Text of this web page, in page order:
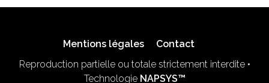
Mentions légales
Contact
Reproduction partielle ou totale strictement interdite •
Technologie NAPSYS™